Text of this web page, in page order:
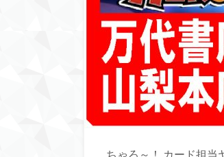
ちゃろ～！ カード担当